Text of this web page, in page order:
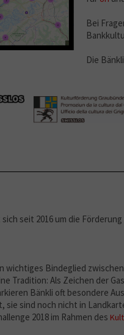
Bei
Die
seit 2016 um die
wichtiges Bindeglied
Tradition: Als Zeichen der
Bänkli oft besondere
sie sind noch nicht in
2018 im Rahmen des